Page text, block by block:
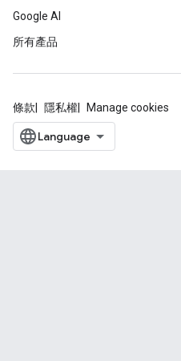
Google AI
所有產品
條款 隱私權 Manage cookies